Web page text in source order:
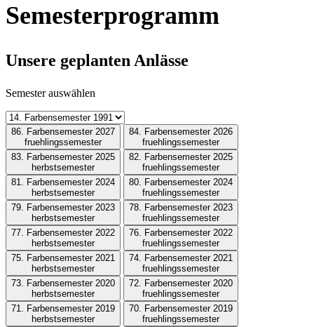
Semesterprogramm
Unsere geplanten Anlässe
Semester auswählen
86. Farbensemester 2027
fruehlingssemester
84. Farbensemester 2026
fruehlingssemester
83. Farbensemester 2025
herbstsemester
82. Farbensemester 2025
fruehlingssemester
81. Farbensemester 2024
herbstsemester
80. Farbensemester 2024
fruehlingssemester
79. Farbensemester 2023
herbstsemester
78. Farbensemester 2023
fruehlingssemester
77. Farbensemester 2022
herbstsemester
76. Farbensemester 2022
fruehlingssemester
75. Farbensemester 2021
herbstsemester
74. Farbensemester 2021
fruehlingssemester
73. Farbensemester 2020
herbstsemester
72. Farbensemester 2020
fruehlingssemester
71. Farbensemester 2019
herbstsemester
70. Farbensemester 2019
fruehlingssemester